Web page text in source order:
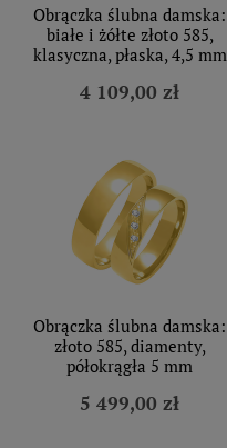
Obrączka ślubna damska:
białe i żółte złoto 585,
klasyczna, płaska, 4,5 mm
4 109,00 zł
Obrączka ślubna damska:
złoto 585, diamenty,
półokrągła 5 mm
5 499,00 zł